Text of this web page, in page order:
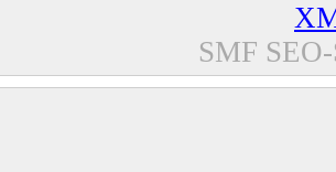
SMF